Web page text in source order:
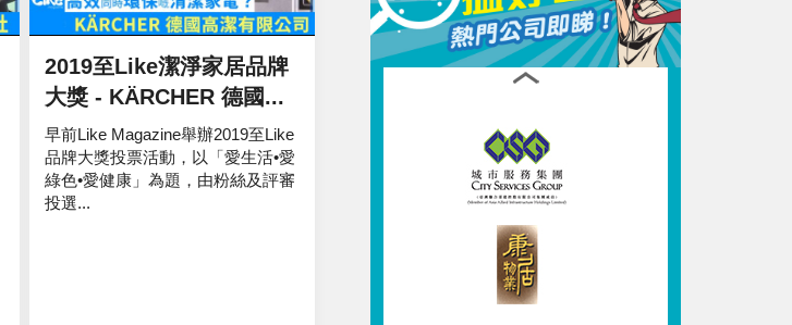
2019至Like潔淨家居品牌
大獎 - KÄRCHER 德國...
早前Like Magazine舉辦2019至Like
品牌大獎投票活動，以「愛生活•愛
綠色•愛健康」為題，由粉絲及評審
投選...